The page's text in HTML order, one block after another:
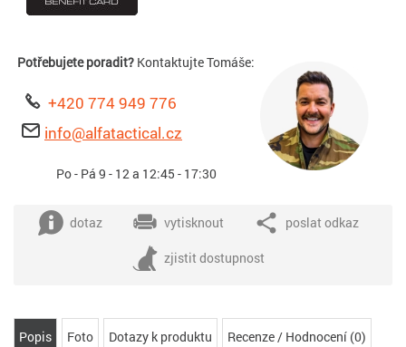
Potřebujete poradit? Kontaktujte Tomáše:
+420 774 949 776
info@alfatactical.cz
Po - Pá 9 - 12 a 12:45 - 17:30
dotaz vytisknout poslat odkaz
zjistit dostupnost
Popis Foto Dotazy k produktu Recenze / Hodnocení (0)